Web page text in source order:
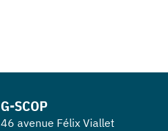
G-SCOP
46 avenue Félix Viallet